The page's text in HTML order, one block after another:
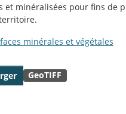
et minéralisées pour fins de
minérales et végétales
GeoTIFF